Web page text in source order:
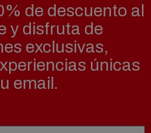
de descuento al
y disfruta de
exclusivas,
únicas
email.